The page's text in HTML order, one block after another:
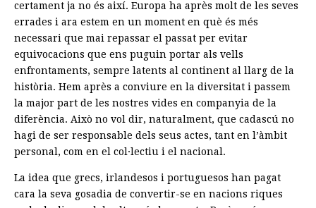
certament ja no és així. Europa ha après molt de les seves
errades i ara estem en un moment en què és més
necessari que mai repassar el passat per evitar
equivocacions que ens puguin portar als vells
enfrontaments, sempre latents al continent al llarg de la
història. Hem après a conviure en la diversitat i passem
la major part de les nostres vides en companyia de la
diferència. Això no vol dir, naturalment, que cadascú no
hagi de ser responsable dels seus actes, tant en l’àmbit
personal, com en el col·lectiu i el nacional.
La idea que grecs, irlandesos i portuguesos han pagat
cara la seva gosadia de convertir-se en nacions riques